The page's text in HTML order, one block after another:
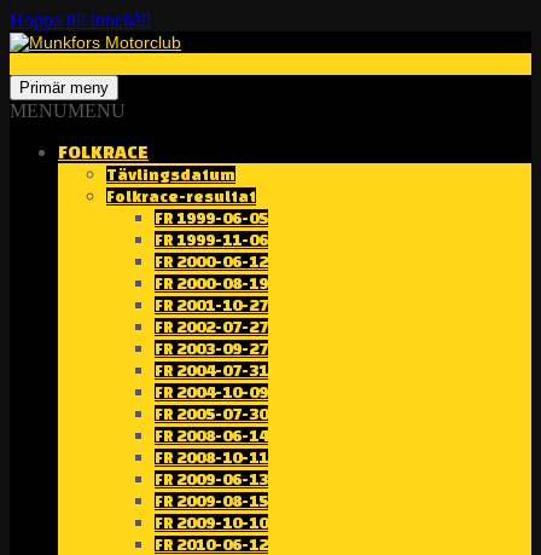
Hoppa till innehåll
Munkfors Motorclub
Primär meny
MENUMENU
FOLKRACE
Tävlingsdatum
Folkrace-resultat
FR 1999-06-05
FR 1999-11-06
FR 2000-06-12
FR 2000-08-19
FR 2001-10-27
FR 2002-07-27
FR 2003-09-27
FR 2004-07-31
FR 2004-10-09
FR 2005-07-30
FR 2008-06-14
FR 2008-10-11
FR 2009-06-13
FR 2009-08-15
FR 2009-10-10
FR 2010-06-12